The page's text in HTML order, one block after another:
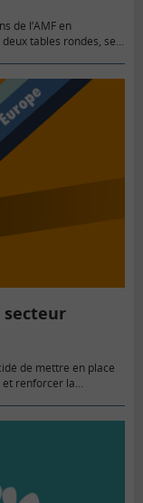
de l’AMF en
tables rondes, se
secteur
de mettre en place
et renforcer la